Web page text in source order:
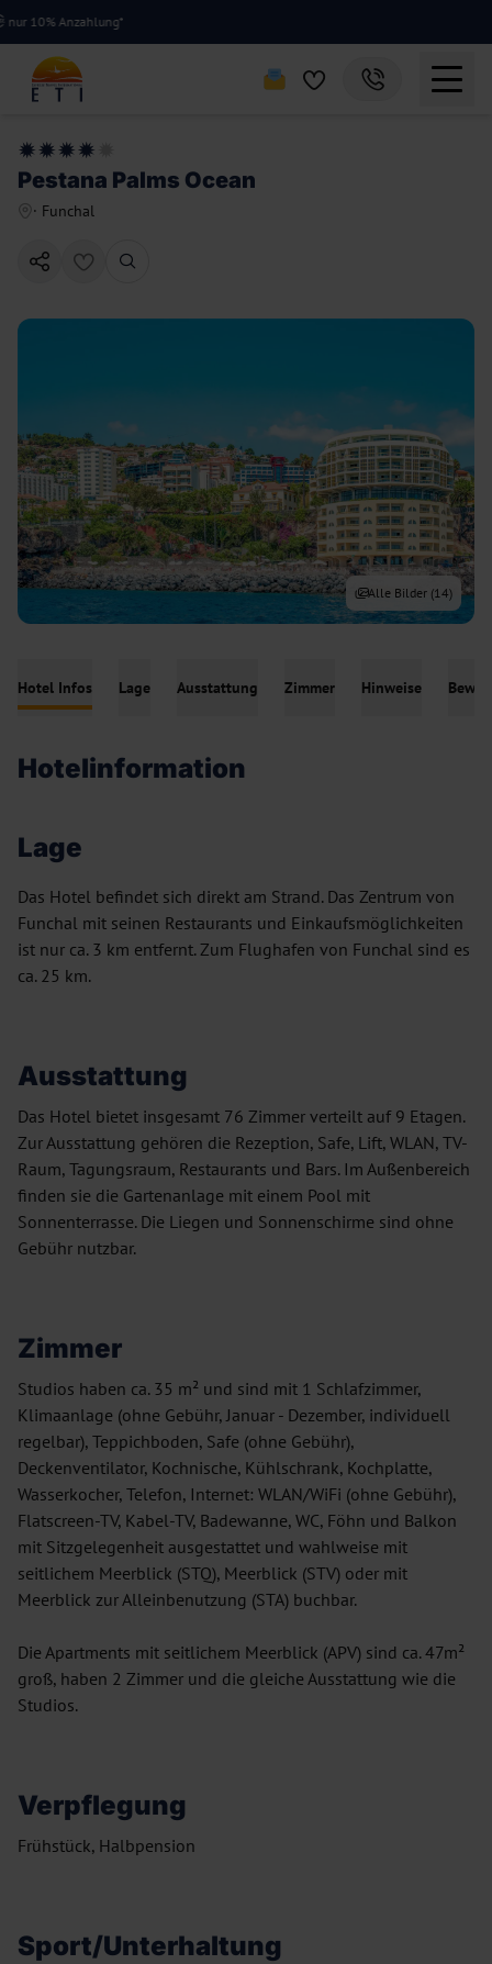
Anzahlung*
Pestana Palms Ocean
· Funchal
Alle Bilder (14)
Hotel Infos Lage Ausstattung Zimmer Hinweise
Hotelinformation
Lage
Das Hotel befindet sich direkt am Strand. Das Zentrum von
Funchal mit seinen Restaurants und Einkaufsmöglichkeiten
ist nur ca. 3 km entfernt. Zum Flughafen von Funchal sind es
ca. 25 km.
Ausstattung
Das Hotel bietet insgesamt 76 Zimmer verteilt auf 9 Etagen.
Zur Ausstattung gehören die Rezeption, Safe, Lift, WLAN, TV-
Raum, Tagungsraum, Restaurants und Bars. Im Außenbereich
finden sie die Gartenanlage mit einem Pool mit
Sonnenterrasse. Die Liegen und Sonnenschirme sind ohne
Gebühr nutzbar.
Zimmer
Studios haben ca. 35 m² und sind mit 1 Schlafzimmer,
Klimaanlage (ohne Gebühr, Januar - Dezember, individuell
regelbar), Teppichboden, Safe (ohne Gebühr),
Deckenventilator, Kochnische, Kühlschrank, Kochplatte,
Wasserkocher, Telefon, Internet: WLAN/WiFi (ohne Gebühr),
Flatscreen-TV, Kabel-TV, Badewanne, WC, Föhn und Balkon
mit Sitzgelegenheit ausgestattet und wahlweise mit
seitlichem Meerblick (STQ), Meerblick (STV) oder mit
Meerblick zur Alleinbenutzung (STA) buchbar.
Die Apartments mit seitlichem Meerblick (APV) sind ca. 47m²
groß, haben 2 Zimmer und die gleiche Ausstattung wie die
Studios.
Verpflegung
Frühstück, Halbpension
Sport/Unterhaltung